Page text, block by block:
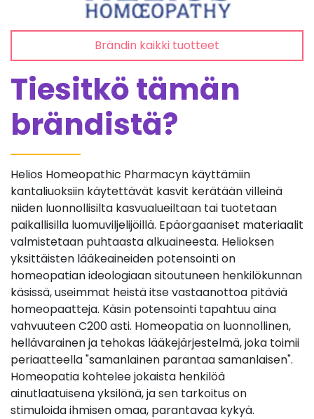
Brändin kaikki tuotteet
Tiesitkö tämän
brändistä?
Helios Homeopathic Pharmacyn käyttämiin
kantaliuoksiin käytettävät kasvit kerätään villeinä
niiden luonnollisilta kasvualueiltaan tai tuotetaan
paikallisilla luomuviljelijöillä. Epäorgaaniset materiaalit
valmistetaan puhtaasta alkuaineesta. Helioksen
yksittäisten lääkeaineiden potensointi on
homeopatian ideologiaan sitoutuneen henkilökunnan
käsissä, useimmat heistä itse vastaanottoa pitäviä
homeopaatteja. Käsin potensointi tapahtuu aina
vahvuuteen C200 asti. Homeopatia on luonnollinen,
hellävarainen ja tehokas lääkejärjestelmä, joka toimii
periaatteella "samanlainen parantaa samanlaisen".
Homeopatia kohtelee jokaista henkilöä
ainutlaatuisena yksilönä, ja sen tarkoitus on
stimuloida ihmisen omaa, parantavaa kykyä.